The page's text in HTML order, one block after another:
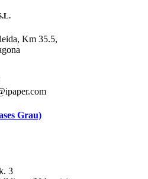
Km 35.5,
Grau)
3